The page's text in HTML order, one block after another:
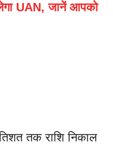
UAN, जानें आपको
तक राशि निकाल